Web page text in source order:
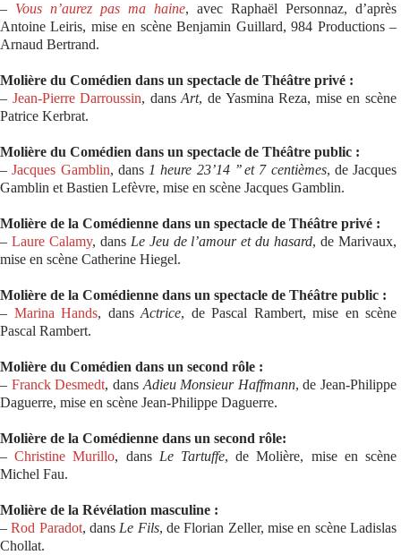
– Vous n’aurez pas ma haine, avec Raphaël Personnaz, d’après
Antoine Leiris, mise en scène Benjamin Guillard, 984 Productions –
Arnaud Bertrand.
Molière du Comédien dans un spectacle de Théâtre privé :
– Jean-Pierre Darroussin, dansArt, de Yasmina Reza, mise en scène
Patrice Kerbrat.
Molière du Comédien dans un spectacle de Théâtre public :
–Jacques Gamblin, dans 1 heure 23’14 ’’ et 7 centièmes, de Jacques
Gamblin et Bastien Lefèvre, mise en scène Jacques Gamblin.
Molière de la Comédienne dans un spectacle de Théâtre privé :
– Laure Calamy, dans Le Jeu de l’amour et du hasard, de Marivaux,
mise en scène Catherine Hiegel.
Molière de la Comédienne dans un spectacle de Théâtre public :
– Marina Hands, dans Actrice, de Pascal Rambert, mise en scène
Pascal Rambert.
Molière du Comédien dans un second rôle :
– Franck Desmedt, dans Adieu Monsieur Haffmann, de Jean-Philippe
Daguerre, mise en scène Jean-Philippe Daguerre.
Molière de la Comédienne dans un second rôle:
–Christine Murillo, dans Le Tartuffe, de Molière, mise en scène
Michel Fau.
Molière de la Révélation masculine :
–Rod Paradot, dans Le Fils, de Florian Zeller, mise en scène Ladislas
Chollat.